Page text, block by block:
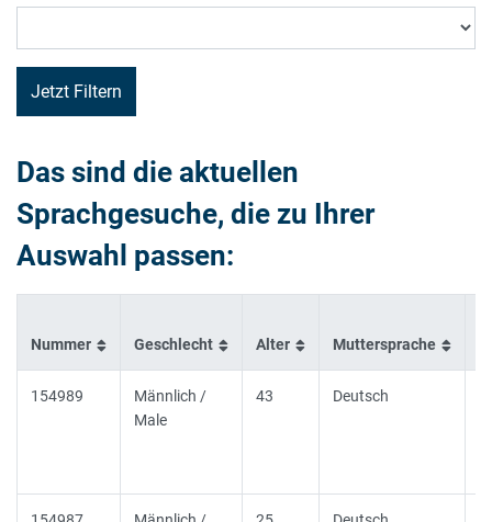
Das sind die aktuellen
Sprachgesuche, die zu Ihrer
Auswahl passen:
Nummer Geschlecht Alter Muttersprache
154989
Männlich /
Male
43 Deutsch